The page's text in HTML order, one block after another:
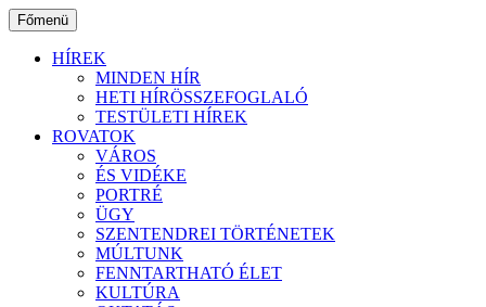
Ugrás
a
tartalomhoz
Főmenü
HÍREK
MINDEN HÍR
HETI HÍRÖSSZEFOGLALÓ
TESTÜLETI HÍREK
ROVATOK
VÁROS
ÉS VIDÉKE
PORTRÉ
ÜGY
SZENTENDREI TÖRTÉNETEK
MÚLTUNK
FENNTARTHATÓ ÉLET
KULTÚRA